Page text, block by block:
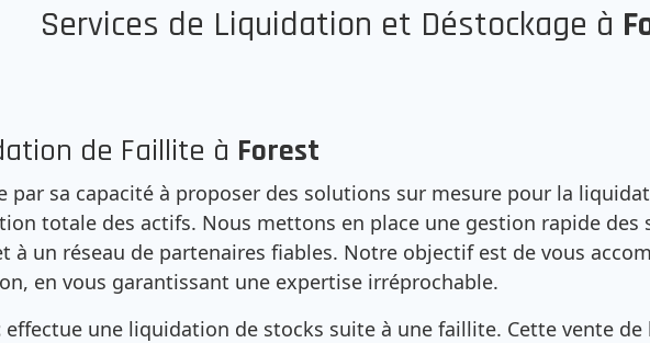
Services de Liquidation et Déstockage à
de Faillite à Forest
par sa capacité à proposer des solutions sur mesure pour la
totale des actifs. Nous mettons en place une gestion rapide des
à un réseau de partenaires fiables. Notre objectif est de vous
en vous garantissant une expertise irréprochable.
effectue une liquidation de stocks suite à une faillite. Cette vente